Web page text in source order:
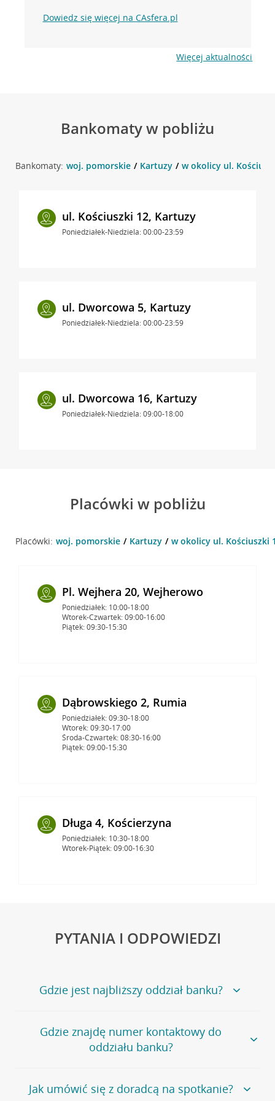
Dowiedz się więcej na CAsfera.pl
Więcej aktualności
Bankomaty w pobliżu
Bankomaty: woj. pomorskie Kartuzy w okolicy ul.
ul. Kościuszki 12, Kartuzy
Poniedziałek-Niedziela: 00:00-23:59
ul. Dworcowa 5, Kartuzy
Poniedziałek-Niedziela: 00:00-23:59
ul. Dworcowa 16, Kartuzy
Poniedziałek-Niedziela: 09:00-18:00
Placówki w pobliżu
Placówki: woj. pomorskie Kartuzy w okolicy ul. Kościuszki
Pl. Wejhera 20, Wejherowo
Poniedziałek: 10:00-18:00
Wtorek-Czwartek: 09:00-16:00
Piątek: 09:30-15:30
Dąbrowskiego 2, Rumia
Poniedziałek: 09:30-18:00
Wtorek: 09:30-17:00
Środa-Czwartek: 08:30-16:00
Piątek: 09:00-15:30
Długa 4, Kościerzyna
Poniedziałek: 10:30-18:00
Wtorek-Piątek: 09:00-16:30
PYTANIA I ODPOWIEDZI
Gdzie jest najbliższy oddział banku?
Jeśli szukasz oddziału naszego banku, zapraszamy na
stronęPlacówki i bankomaty, na której znajduje się
wygodna wyszukiwarka.
oddziałów
Gdzie znajdę numer kontaktowy do
oddziału banku?
Bank Credit Agricole nie udostępnia ogólnego numeru
telefonu do placówki bankowej.
Jak umówić się z doradcą na spotkanie?